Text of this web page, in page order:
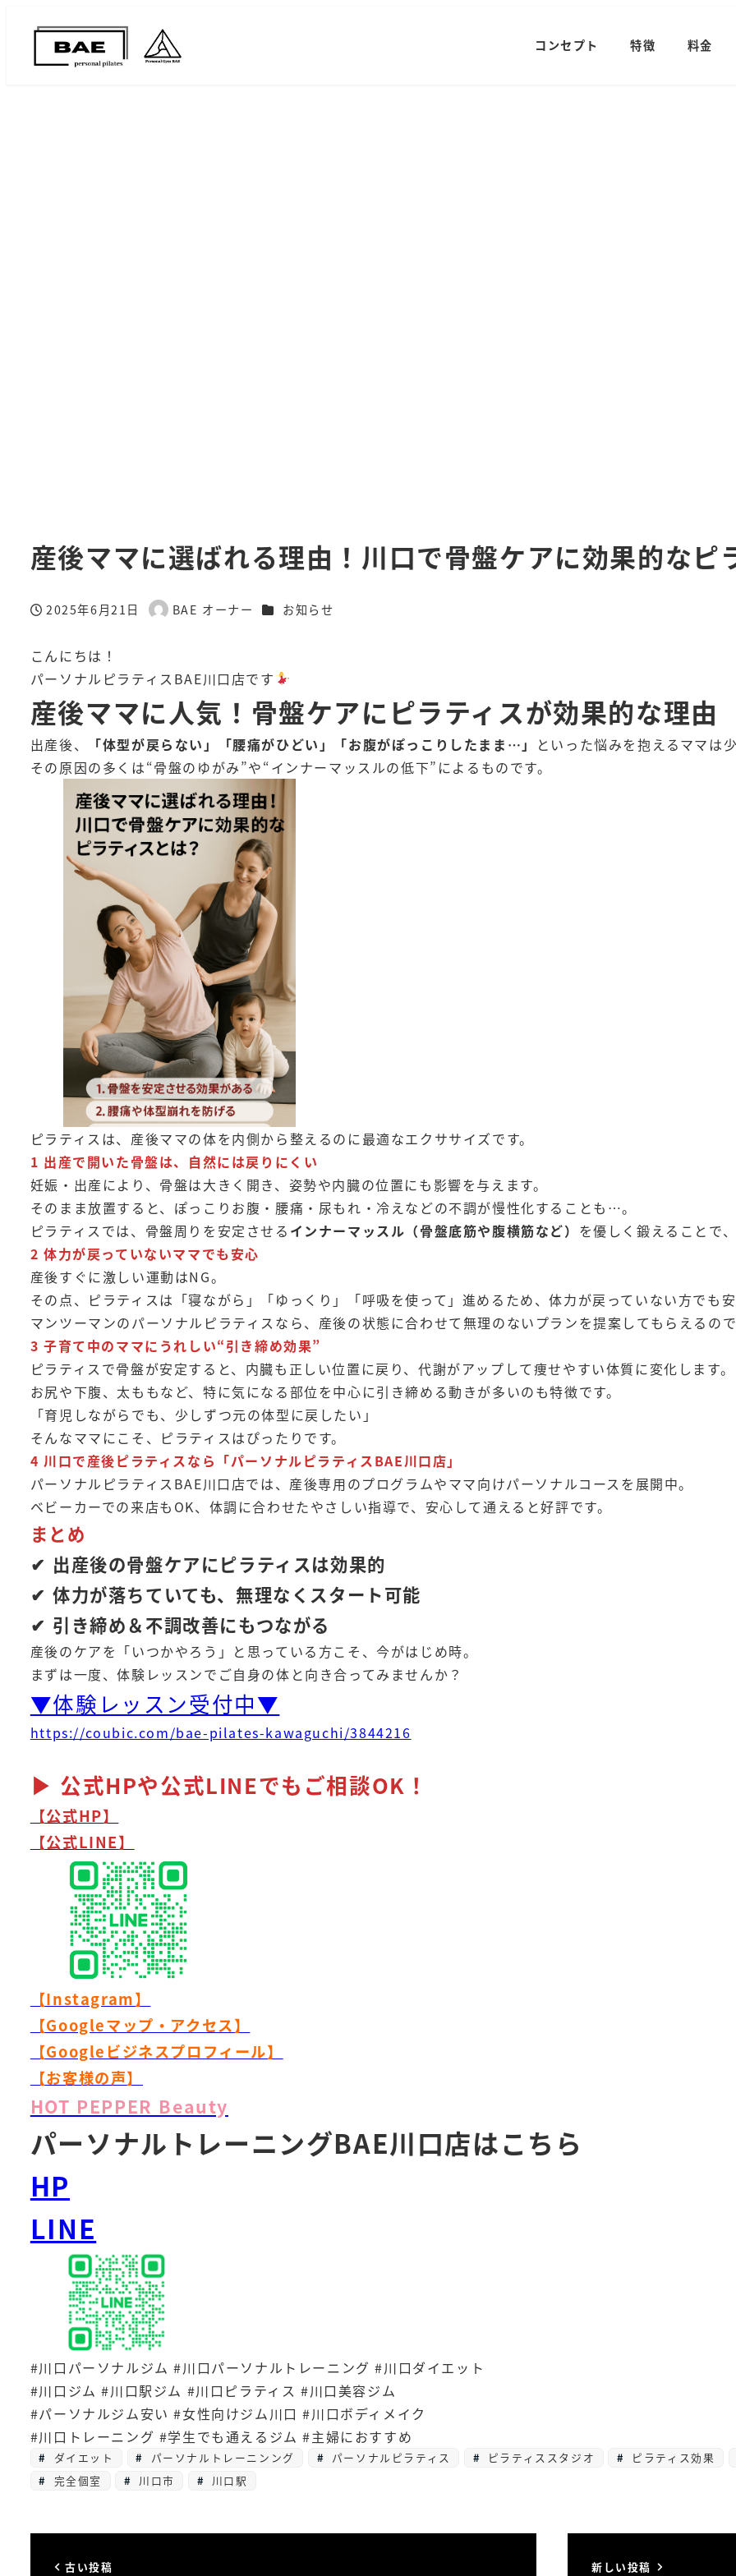
コンセプト 特徴 料金
産後ママに選ばれる理由！川口で骨盤ケアに効果的なピ
投稿日
2025年6月21日
著
BAE オーナー カテゴリー
お知らせ
こんにちは！
パーソナルピラティスBAE川口店です
産後ママに人気！骨盤ケアにピラティスが効果的な理由
出産後、 「体型が戻らない」「腰痛がひどい」「お腹がぽっこりしたまま…」
といった悩みを抱えるママは
その原因の多くは“骨盤のゆがみ”や“インナーマッスルの低下”によるものです。
ピラティスは、産後ママの体を内側から整えるのに最適なエクササイズです。
1 出産で開いた骨盤は、自然には戻りにくい
妊娠・出産により、骨盤は大きく開き、姿勢や内臓の位置にも影響を与えます。
そのまま放置すると、ぽっこりお腹・腰痛・尿もれ・冷えなどの不調が慢性化することも…。
ピラティスでは、骨盤周りを安定させる インナーマッスル（骨盤底筋や腹横筋など） を優しく鍛えることで
2 体力が戻っていないママでも安心
産後すぐに激しい運動はNG。
その点、ピラティスは「寝ながら」「ゆっくり」「呼吸を使って」進めるため、体力が戻っていない方でも
マンツーマンのパーソナルピラティスなら、産後の状態に合わせて無理のないプランを提案してもらえるの
3 子育て中のママにうれしい“引き締め効果”
ピラティスで骨盤が安定すると、内臓も正しい位置に戻り、代謝がアップして痩せやすい体質に変化します。
お尻や下腹、太ももなど、特に気になる部位を中心に引き締める動きが多いのも特徴です。
「育児しながらでも、少しずつ元の体型に戻したい」
そんなママにこそ、ピラティスはぴったりです。
4 川口で産後ピラティスなら「パーソナルピラティスBAE川口店」
パーソナルピラティスBAE川口店では、産後専用のプログラムやママ向けパーソナルコースを展開中。
ベビーカーでの来店もOK、体調に合わせたやさしい指導で、安心して通えると好評です。
まとめ
✔ 出産後の骨盤ケアにピラティスは効果的
✔ 体力が落ちていても、無理なくスタート可能
✔ 引き締め＆不調改善にもつながる
産後のケアを「いつかやろう」と思っている方こそ、今がはじめ時。
まずは一度、体験レッスンでご自身の体と向き合ってみませんか？
▼体験レッスン受付中▼
https://coubic.com/bae-pilates-kawaguchi/3844216
▶ 公式HPや公式LINEでもご相談OK！
【公式HP】
【公式LINE】
【Instagram】
【Googleマップ・アクセス】
【Googleビジネスプロフィール】
【お客様の声】
HOT PEPPER Beauty
パーソナルトレーニングBAE川口店はこちら
HP
LINE
#川口パーソナルジム #川口パーソナルトレーニング #川口ダイエット
#川口ジム #川口駅ジム #川口ピラティス #川口美容ジム
#パーソナルジム安い #女性向けジム川口 #川口ボディメイク
#川口トレーニング #学生でも通えるジム #主婦におすすめ
ダイエット パーソナルトレーニンング パーソナルピラティス ピラティススタジオ ピラティス効果
完全個室
川口市 川口駅
古い投稿 新しい投稿